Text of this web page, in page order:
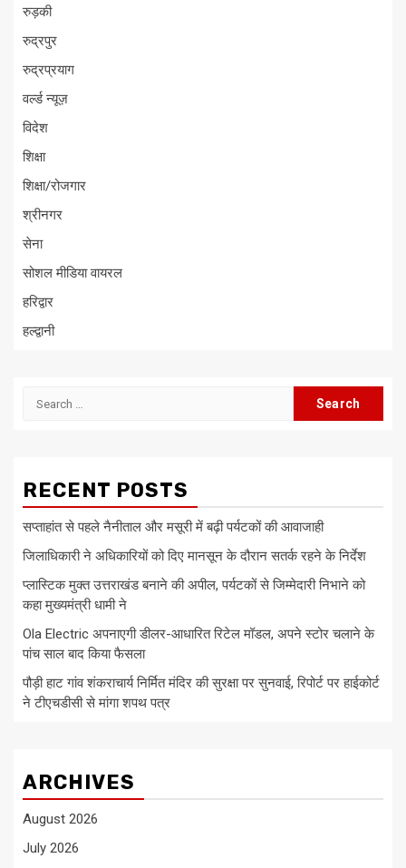
रुड़की
रुद्रपुर
रुद्रप्रयाग
वर्ल्ड न्यूज़
विदेश
शिक्षा
शिक्षा/रोजगार
श्रीनगर
सेना
सोशल मीडिया वायरल
हरिद्वार
हल्द्वानी
Search
RECENT POSTS
सप्ताहांत से पहले नैनीताल और मसूरी में बढ़ी पर्यटकों की आवाजाही
जिलाधिकारी ने अधिकारियों को दिए मानसून के दौरान सतर्क रहने के निर्देश
प्लास्टिक मुक्त उत्तराखंड बनाने की अपील, पर्यटकों से जिम्मेदारी निभाने को
कहा मुख्यमंत्री धामी ने
Ola Electric अपनाएगी डीलर-आधारित रिटेल मॉडल, अपने स्टोर चलाने के
पांच साल बाद किया फैसला
पौड़ी हाट गांव शंकराचार्य निर्मित मंदिर की सुरक्षा पर सुनवाई, रिपोर्ट पर हाईकोर्ट
ने टीएचडीसी से मांगा शपथ पत्र
ARCHIVES
August 2026
July 2026